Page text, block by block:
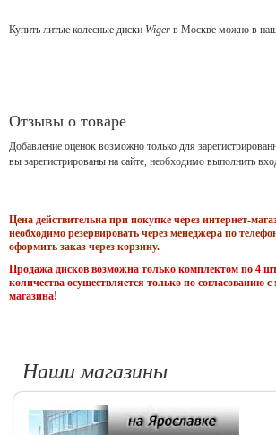
Купить литые колесные диски Wiger в Москве можно в
Отзывы о товаре
Добавление оценок возможно только для
вы зарегистрированы на сайте, необходимо выполнить
Цена действительна при покупке через интернет-
необходимо резервировать через менеджера по
оформить заказ через корзину.
Продажа дисков возможна только комплектом по 4
количества осуществляется только по согласованию
магазина!
Наши магазины